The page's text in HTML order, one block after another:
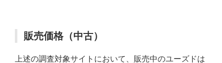
販売価格（中古）
上述の調査対象サイトにおいて、販売中のユーズドは